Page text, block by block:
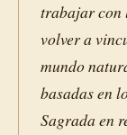
trabajar con
volver a
mundo
basadas en
Sagrada en